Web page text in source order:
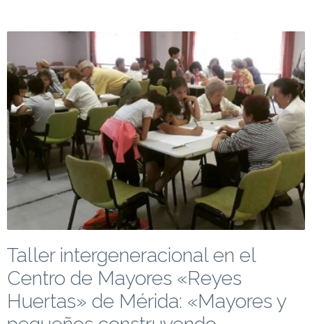
Taller intergeneracional en el
Centro de Mayores «Reyes
Huertas» de Mérida: «Mayores y